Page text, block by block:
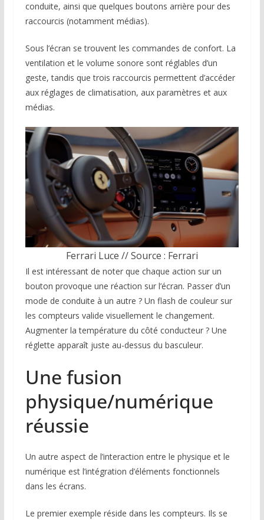
conduite, ainsi que quelques boutons arrière pour des
raccourcis (notamment médias).
Sous l’écran se trouvent les commandes de confort. La
ventilation et le volume sonore sont réglables d’un
geste, tandis que trois raccourcis permettent d’accéder
aux réglages de climatisation, aux paramètres et aux
médias.
Ferrari Luce // Source : Ferrari
Il est intéressant de noter que chaque action sur un
bouton provoque une réaction sur l’écran. Passer d’un
mode de conduite à un autre ? Un flash de couleur sur
les compteurs valide visuellement le changement.
Augmenter la température du côté conducteur ? Une
réglette apparaît juste au-dessus du basculeur.
Une fusion
physique/numérique
réussie
Un autre aspect de l’interaction entre le physique et le
numérique est l’intégration d’éléments fonctionnels
dans les écrans.
Le premier exemple réside dans les compteurs. Ils se